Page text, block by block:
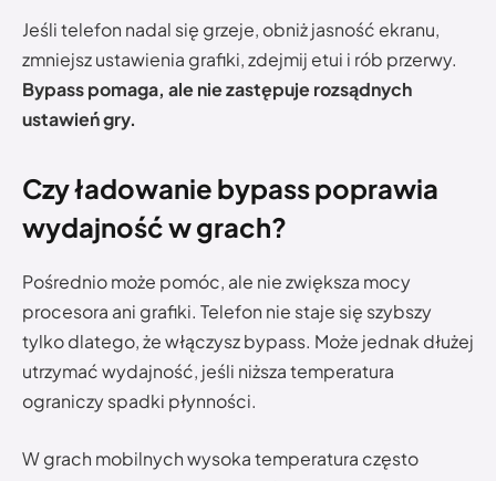
Jeśli telefon nadal się grzeje, obniż jasność ekranu,
zmniejsz ustawienia grafiki, zdejmij etui i rób przerwy.
Bypass pomaga, ale nie zastępuje rozsądnych
ustawień gry.
Czy ładowanie bypass poprawia
wydajność w grach?
Pośrednio może pomóc, ale nie zwiększa mocy
procesora ani grafiki. Telefon nie staje się szybszy
tylko dlatego, że włączysz bypass. Może jednak dłużej
utrzymać wydajność, jeśli niższa temperatura
ograniczy spadki płynności.
W grach mobilnych wysoka temperatura często